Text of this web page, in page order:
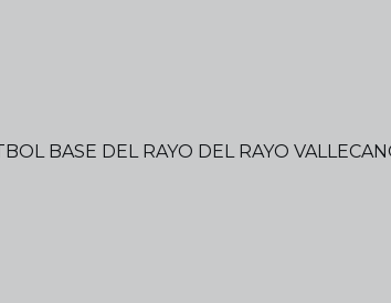
BASE DEL RAYO DEL RAYO